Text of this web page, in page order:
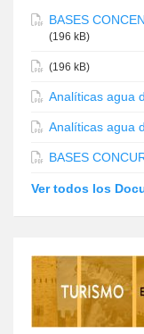
BASES
(196 kB)
(196 kB)
Analíticas agua
Analíticas agua
BASES
Ver todos los